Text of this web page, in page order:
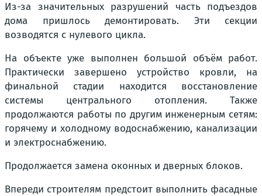
Из-за значительных разрушений часть подъездов
дома пришлось демонтировать. Эти секции
возводятся с нулевого цикла.
На объекте уже выполнен большой объём работ.
Практически завершено устройство кровли, на
финальной стадии находится восстановление
системы центрального отопления. Также
продолжаются работы по другим инженерным сетям:
горячему и холодному водоснабжению, канализации
и электроснабжению.
Продолжается замена оконных и дверных блоков.
Впереди строителям предстоит выполнить фасадные